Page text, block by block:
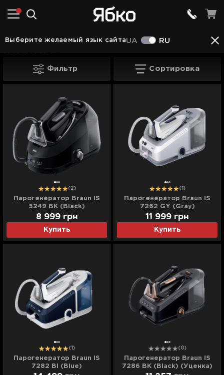
Выберите желаемый язык сайтаUA RU
Техника для дома Парогенераторы
Парогенераторы Braun
Фильтр Сортировка
(2)
Парогенератор Braun IS
5249 BK (Black)
Купить
8 999 грн
(1)
Парогенератор Braun IS
7262 GY (Gray)
Купить
11 999 грн
(1)
Парогенератор Braun IS
7282 Bl (Blue)
(0)
Парогенератор Braun IS
7286 BK (Black) (Уценка)